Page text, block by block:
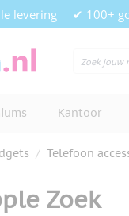
levering ✔ 100+
Kantoor
/ Telefoon
Zoek